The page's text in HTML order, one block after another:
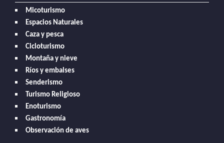
Micoturismo
Espacios Naturales
Caza y pesca
Cicloturismo
Montaña y nieve
Ríos y embalses
Senderismo
Turismo Religioso
Enoturismo
Gastronomía
Observación de aves